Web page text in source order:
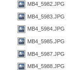
MB4_5982.JPG
MB4_5983.JPG
MB4_5984.JPG
MB4_5985.JPG
MB4_5987.JPG
MB4_5988.JPG